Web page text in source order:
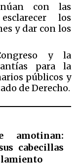
con las
los
y dar con los
y la
para la
públicos y
de Derecho.
amotinan:
cabecillas